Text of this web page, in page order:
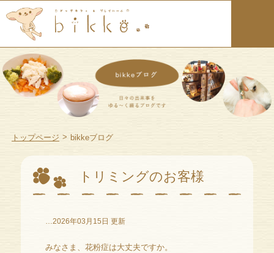
トップページ > bikkeブログ
トリミングのお客様
…2026年03月15日 更新
みなさま、花粉症は大丈夫ですか。